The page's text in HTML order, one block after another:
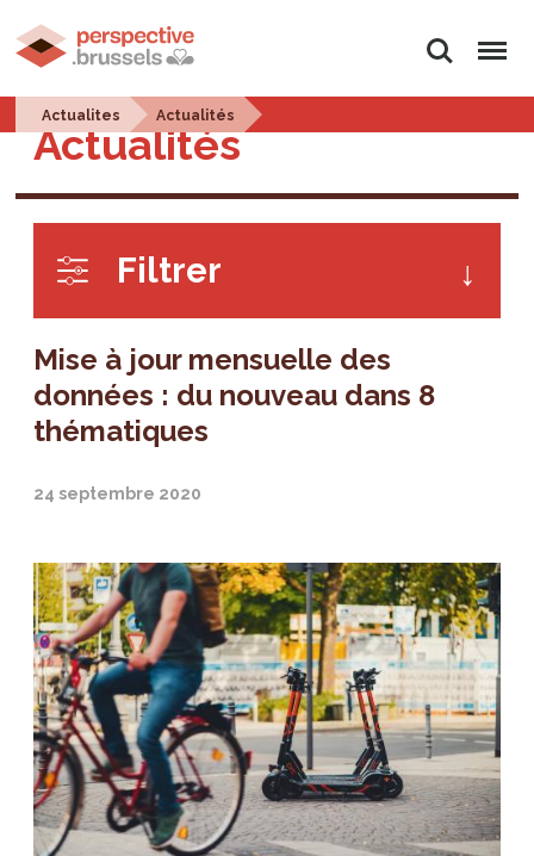
Rechercher
Menu
Actualites Actualités
Actualités
Filtrer
Mise à jour mensuelle des
données : du nouveau dans 8
thématiques
24 septembre 2020